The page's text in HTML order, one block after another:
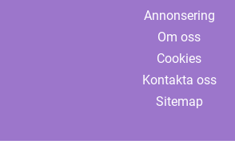
Annonsering
Om oss
Cookies
Kontakta oss
Sitemap